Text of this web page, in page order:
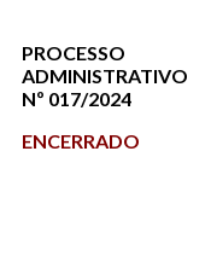
PROCESSO
ADMINISTRATIVO
Nº 017/2024
ENCERRADO